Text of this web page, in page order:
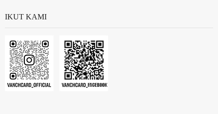
IKUT KAMI